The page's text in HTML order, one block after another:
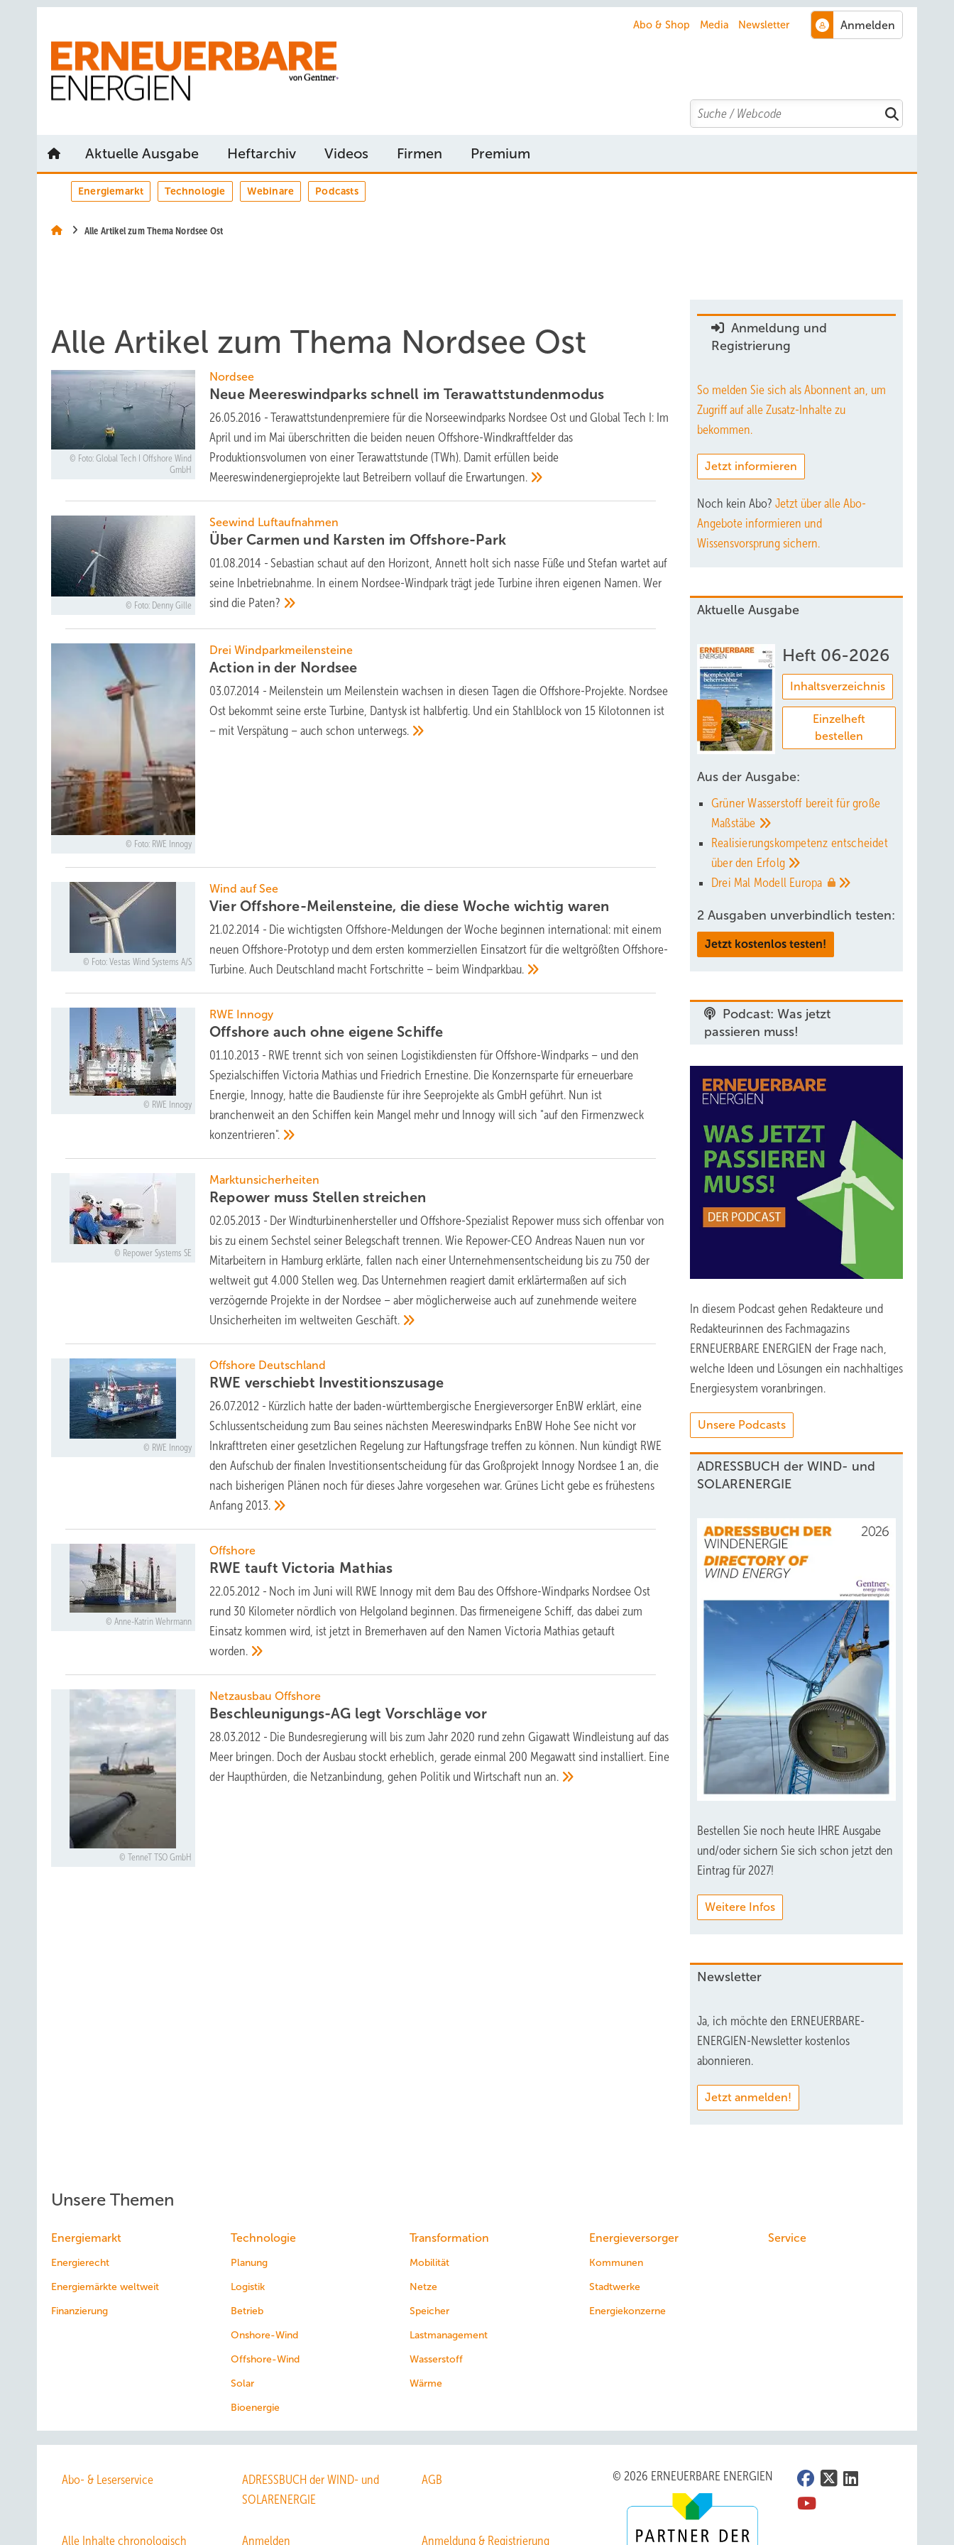
Abo & Shop Media Newsletter
Search
Aktuelle Ausgabe Heftarchiv Videos Firmen Premium
Energiemarkt Technologie Webinare Podcasts
Alle Artikel zum Thema Nordsee Ost
Alle Artikel zum Thema Nordsee Ost
Foto: Global Tech I Offshore Wind
GmbH
Nordsee
Neue Meereswindparks schnell im Terawattstundenmodus
26.05.2016 - Terawattstundenpremiere für die Norseewindparks Nordsee Ost und Global Tech I: Im
April und im Mai überschritten die beiden neuen Offshore-Windkraftfelder das
Produktionsvolumen von einer Terawattstunde (TWh). Damit erfüllen beide
Meereswindenergieprojekte laut Betreibern vollauf die Erwartungen.
Foto: Denny Gille
Seewind Luftaufnahmen
Über Carmen und Karsten im Offshore-Park
01.08.2014 - Sebastian schaut auf den Horizont, Annett holt sich nasse Füße und Stefan wartet auf
seine Inbetriebnahme. In einem Nordsee-Windpark trägt jede Turbine ihren eigenen Namen. Wer
sind die Paten?
Foto: RWE Innogy
Drei Windparkmeilensteine
Action in der Nordsee
03.07.2014 - Meilenstein um Meilenstein wachsen in diesen Tagen die Offshore-Projekte. Nordsee
Ost bekommt seine erste Turbine, Dantysk ist halbfertig. Und ein Stahlblock von 15 Kilotonnen ist
– mit Verspätung – auch schon unterwegs.
Foto: Vestas Wind Systems A/S
Wind auf See
Vier Offshore-Meilensteine, die diese Woche wichtig waren
21.02.2014 - Die wichtigsten Offshore-Meldungen der Woche beginnen international: mit einem
neuen Offshore-Prototyp und dem ersten kommerziellen Einsatzort für die weltgrößten Offshore-
Turbine. Auch Deutschland macht Fortschritte – beimWindparkbau.
RWE Innogy
RWE Innogy
Offshore auch ohne eigene Schiffe
01.10.2013 - RWE trennt sich von seinen Logistikdiensten für Offshore-Windparks – und den
Spezialschiffen Victoria Mathias und Friedrich Ernestine. Die Konzernsparte für erneuerbare
Energie, Innogy, hatte die Baudienste für ihre Seeprojekte als GmbH geführt. Nun ist
branchenweit an den Schiffen kein Mangel mehr und Innogy will sich "auf den Firmenzweck
konzentrieren".
Repower Systems SE
Marktunsicherheiten
Repower muss Stellenstreichen
02.05.2013 - Der Windturbinenhersteller und Offshore-Spezialist Repower muss sich offenbar von
bis zu einem Sechstel seiner Belegschaft trennen. Wie Repower-CEO Andreas Nauen nun vor
Mitarbeitern in Hamburg erklärte, fallen nach einer Unternehmensentscheidung bis zu 750 der
weltweit gut 4.000 Stellen weg. Das Unternehmen reagiert damit erklärtermaßen auf sich
verzögernde Projekte in der Nordsee – aber möglicherweise auch auf zunehmende weitere
Unsicherheiten im weltweitenGeschäft.
RWE Innogy
Offshore Deutschland
RWE verschiebt Investitionszusage
26.07.2012 - Kürzlich hatte der baden-württembergische Energieversorger EnBW erklärt, eine
Schlussentscheidung zum Bau seines nächsten Meereswindparks EnBW Hohe See nicht vor
Inkrafttreten einer gesetzlichen Regelung zur Haftungsfrage treffen zu können. Nun kündigt RWE
den Aufschub der finalen Investitionsentscheidung für das Großprojekt Innogy Nordsee 1 an, die
nach bisherigen Plänen noch für dieses Jahre vorgesehen war. Grünes Licht gebe es frühestens
Anfang 2013.
Anne-Katrin Wehrmann
Offshore
RWE tauft Victoria Mathias
22.05.2012 - Noch im Juni will RWE Innogy mit dem Bau des Offshore-Windparks Nordsee Ost
rund 30 Kilometer nördlich von Helgoland beginnen. Das firmeneigene Schiff, das dabei zum
Einsatz kommen wird, ist jetzt in Bremerhaven auf den Namen Victoria Mathias getauft
worden.
TenneT TSO GmbH
Netzausbau Offshore
Beschleunigungs-AG legt Vorschlägevor
28.03.2012 - Die Bundesregierung will bis zum Jahr 2020 rund zehn Gigawatt Windleistung auf das
Meer bringen. Doch der Ausbau stockt erheblich, gerade einmal 200 Megawatt sind installiert. Eine
der Haupthürden, die Netzanbindung, gehen Politik und Wirtschaft nunan.
Anmeldung und
Registrierung
So melden Sie sich als Abonnent an, um
Zugriff auf alle Zusatz-Inhalte zu
bekommen.
Jetzt informieren
Noch kein Abo? Jetzt über alle Abo-
Angebote informieren und
Wissensvorsprung sichern.
Aktuelle Ausgabe
Heft 06-2026
Inhaltsverzeichnis
Einzelheft
bestellen
Aus der Ausgabe:
Grüner Wasserstoff bereit für große
Maßstäbe
Realisierungskompetenz entscheidet
über den Erfolg
Drei Mal Modell Europa
2 Ausgaben unverbindlich testen:
Jetzt kostenlos testen!
Podcast: Was jetzt
passieren muss!
In diesem Podcast gehen Redakteure und
Redakteurinnen des Fachmagazins
ERNEUERBARE ENERGIEN der Frage nach,
welche Ideen und Lösungen ein nachhaltiges
Energiesystem voranbringen.
Unsere Podcasts
ADRESSBUCH der WIND- und
SOLARENERGIE
Bestellen Sie noch heute IHRE Ausgabe
und/oder sichern Sie sich schon jetzt den
Eintrag für 2027!
Weitere Infos
Newsletter
Ja, ich möchte den ERNEUERBARE-
ENERGIEN-Newsletter kostenlos
abonnieren.
Jetzt anmelden!
Unsere Themen
Energiemarkt
Energierecht
Energiemärkte weltweit
Finanzierung
Technologie
Planung
Logistik
Betrieb
Onshore-Wind
Offshore-Wind
Solar
Bioenergie
Transformation
Mobilität
Netze
Speicher
Lastmanagement
Wasserstoff
Wärme
Energieversorger
Kommunen
Stadtwerke
Energiekonzerne
Service
Abo- & Leserservice
ADRESSBUCH der WIND- und
SOLARENERGIE
AGB
Alle Inhalte chronologisch Anmelden Anmeldung & Registrierung
© 2026 ERNEUERBARE ENERGIEN